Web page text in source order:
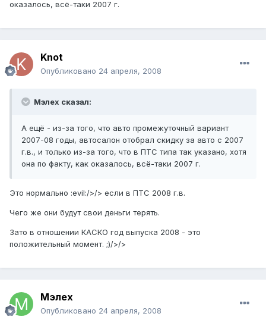
оказалось, всё-таки 2007 г.
Knot
Опубликовано 24 апреля, 2008
Мэлех сказал:
А ещё - из-за того, что авто промежуточный вариант
2007-08 годы, автосалон отобрал скидку за авто с 2007
г.в., и только из-за того, что в ПТС типа так указано, хотя
она по факту, как оказалось, всё-таки 2007 г.
Это нормально :evil:/>/> если в ПТС 2008 г.в.
Чего же они будут свои деньги терять.
Зато в отношении КАСКО год выпуска 2008 - это
положительный момент. ;)/>/>
Мэлех
Опубликовано 24 апреля, 2008